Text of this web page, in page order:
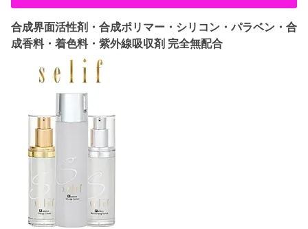
合成界面活性剤・合成ポリマー・シリコン・パラベン・合
成香料・着色料・紫外線吸収剤 完全無配合